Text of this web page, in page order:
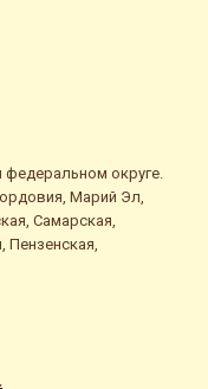
округе.
Марий Эл,
Самарская,
Пензенская,